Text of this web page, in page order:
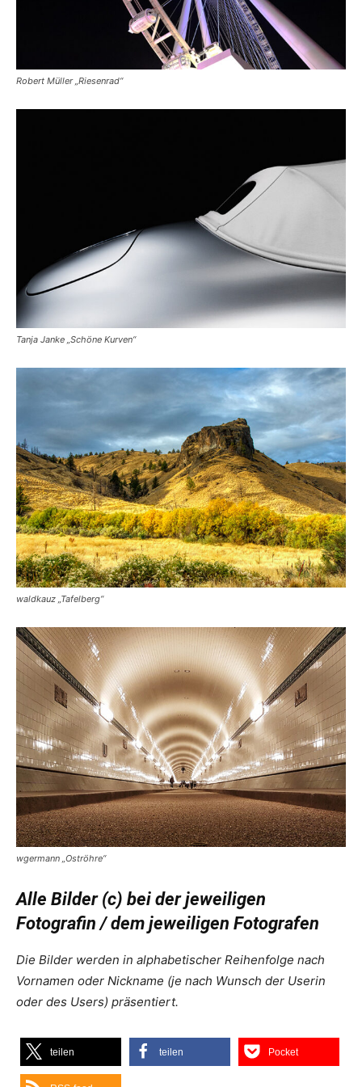
Robert Müller „Riesenrad“
Tanja Janke „Schöne Kurven“
waldkauz „Tafelberg“
wgermann „Oströhre“
Alle Bilder (c) bei der jeweiligen
Fotografin / dem jeweiligen Fotografen
Die Bilder werden in alphabetischer Reihenfolge nach
Vornamen oder Nickname (je nach Wunsch der Userin
oder des Users) präsentiert.
teilen teilen Pocket